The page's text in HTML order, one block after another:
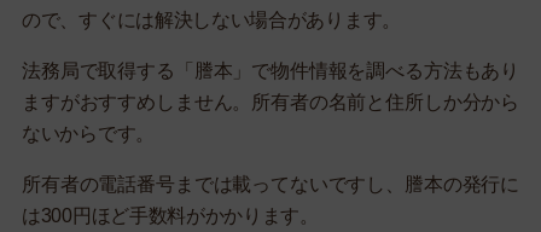
ので、すぐには解決しない場合があります。
法務局で取得する「謄本」で物件情報を調べる方法もあり
ますがおすすめしません。所有者の名前と住所しか分から
ないからです。
所有者の電話番号までは載ってないですし、謄本の発行に
は300円ほど手数料がかかります。